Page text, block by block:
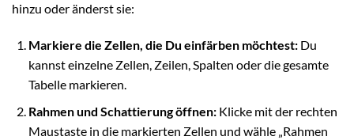
hinzu oder änderst sie:
Markiere die Zellen, die Du einfärben möchtest:Du
kannst einzelne Zellen, Zeilen, Spalten oder die gesamte
Tabelle markieren.
Rahmen und Schattierung öffnen:Klicke mit der rechten
Maustaste in die markierten Zellen und wähle „Rahmen